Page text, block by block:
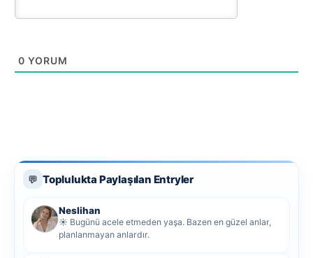
0 YORUM
💬 Toplulukta Paylaşılan Entryler
Neslihan
☀️ Bugünü acele etmeden yaşa. Bazen en güzel anlar,
planlanmayan anlardır.